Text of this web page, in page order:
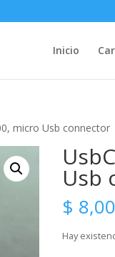
Inicio
micro Usb connector
Usb
$ 8,00
Hay